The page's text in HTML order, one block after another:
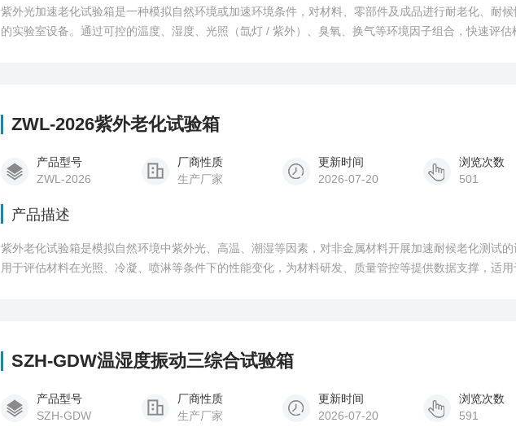
紫外光加速老化试验箱是一种模拟自然环境或加速环境条件，对材料、零部件及成品进行耐老化、耐
的实验室设备。通过可控的温度、湿度、光照（氙灯 / 紫外）、臭氧、换气等环境因子组合，快速评估
ZWL-2026紫外老化试验箱
产品型号
ZWL-2026
厂商性质
生产厂家
更新时间
2026-07-20
浏览次数
501
产品描述
紫外老化试验箱是模拟自然环境中紫外光、高温、潮湿等因素，对非金属材料开展加速耐候老化测试
用于评估材料在光照、冷凝、喷淋等条件下的性能变化，为材料研发、质量管控等提供数据支撑，适
SZH-GDW温湿度振动三综合试验箱
产品型号
SZH-GDW
厂商性质
生产厂家
更新时间
2026-07-20
浏览次数
591